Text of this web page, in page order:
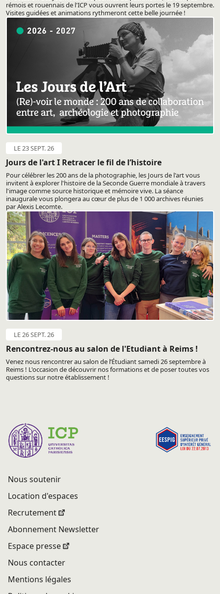
rémois et rouennais de l'ICP vous ouvrent leurs portes le 19 septembre.
Visites guidées et animations rythmeront cette belle journée !
LE 23 SEPT. 26
Jours de l'art I Retracer le fil de l’histoire
Pour célébrer les 200 ans de la photographie, les Jours de l'art vous
invitent à explorer l'histoire de la Seconde Guerre mondiale à travers
l'image comme source historique et mémoire vive. La séance
inaugurale vous plongera au cœur de plus de 1 000 archives réunies
par Alexis Lecomte.
LE 26 SEPT. 26
Rencontrez-nous au salon de l'Etudiant à Reims !
Venez nous rencontrer au salon de l’Étudiant samedi 26 septembre à
Reims ! L'occasion de découvrir nos formations et de poser toutes vos
questions sur notre établissement !
Nous soutenir
Location d'espaces
Recrutement
Abonnement Newsletter
Espace presse
Nous contacter
Mentions légales